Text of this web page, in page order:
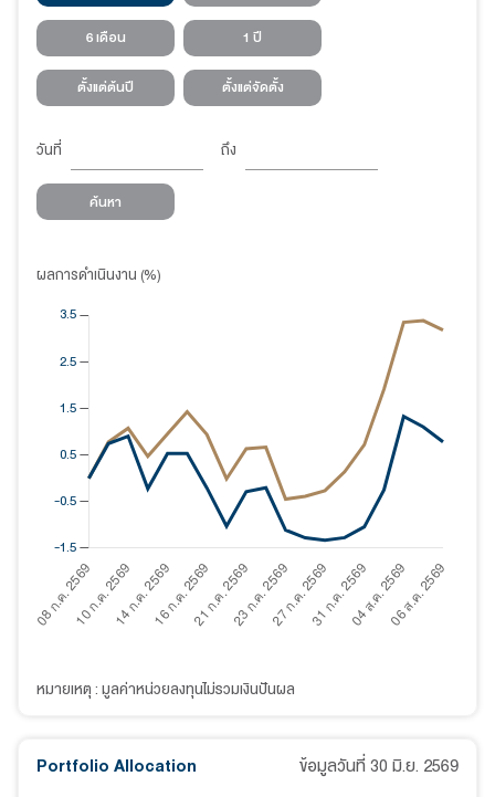
6 เดือน 1 ปี
ตั้งแต่ต้นปี ตั้งแต่จัดตั้ง
วันที่ ถึง
ค้นหา
ผลการดำเนินงาน (%)
หมายเหตุ : มูลค่าหน่วยลงทุนไม่รวมเงินปันผล
Portfolio Allocation ข้อมูลวันที่ 30 มิ.ย. 2569